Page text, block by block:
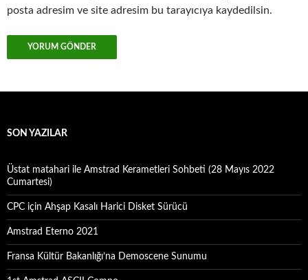
posta adresim ve site adresim bu tarayıcıya kaydedilsin.
SON YAZILAR
Üstat matahari ile Amstrad Kerametleri Sohbeti (28 Mayıs 2022
Cumartesi)
CPC için Ahşap Kasalı Harici Disket Sürücü
Amstrad Eterno 2021
Fransa Kültür Bakanlığı’na Demoscene Sunumu